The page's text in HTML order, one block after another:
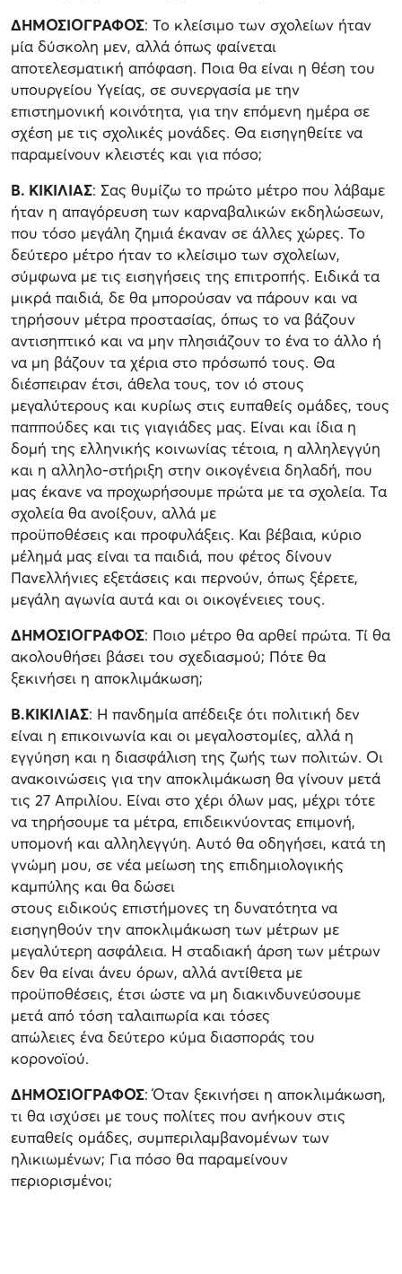
ΔΗΜΟΣΙΟΓΡΑΦΟΣ: Το κλείσιμο των σχολείων ήταν
μία δύσκολη μεν, αλλά όπως φαίνεται
αποτελεσματική απόφαση. Ποια θα είναι η θέση του
υπουργείου Υγείας, σε συνεργασία με την
επιστημονική κοινότητα, για την επόμενη ημέρα σε
σχέση με τις σχολικές μονάδες. Θα εισηγηθείτε να
παραμείνουν κλειστές και για πόσο;
Β. ΚΙΚΙΛΙΑΣ: Σας θυμίζω το πρώτο μέτρο που λάβαμε
ήταν η απαγόρευση των καρναβαλικών εκδηλώσεων,
που τόσο μεγάλη ζημιά έκαναν σε άλλες χώρες. Το
δεύτερο μέτρο ήταν το κλείσιμο των σχολείων,
σύμφωνα με τις εισηγήσεις της επιτροπής. Ειδικά τα
μικρά παιδιά, δε θα μπορούσαν να πάρουν και να
τηρήσουν μέτρα προστασίας, όπως το να βάζουν
αντισηπτικό και να μην πλησιάζουν το ένα το άλλο ή
να μη βάζουν τα χέρια στο πρόσωπό τους. Θα
διέσπειραν έτσι, άθελα τους, τον ιό στους
μεγαλύτερους και κυρίως στις ευπαθείς ομάδες, τους
παππούδες και τις γιαγιάδες μας. Είναι και ίδια η
δομή της ελληνικής κοινωνίας τέτοια, η αλληλεγγύη
και η αλληλο-στήριξη στην οικογένεια δηλαδή, που
μας έκανε να προχωρήσουμε πρώτα με τα σχολεία. Τα
σχολεία θα ανοίξουν, αλλά με
προϋποθέσεις και προφυλάξεις. Και βέβαια, κύριο
μέλημά μας είναι τα παιδιά, που φέτος δίνουν
Πανελλήνιες εξετάσεις και περνούν, όπως ξέρετε,
μεγάλη αγωνία αυτά και οι οικογένειες τους.
ΔΗΜΟΣΙΟΓΡΑΦΟΣ: Ποιο μέτρο θα αρθεί πρώτα. Τί θα
ακολουθήσει βάσει του σχεδιασμού; Πότε θα
ξεκινήσει η αποκλιμάκωση;
Β.ΚΙΚΙΛΙΑΣ: Η πανδημία απέδειξε ότι πολιτική δεν
είναι η επικοινωνία και οι μεγαλοστομίες, αλλά η
εγγύηση και η διασφάλιση της ζωής των πολιτών. Οι
ανακοινώσεις για την αποκλιμάκωση θα γίνουν μετά
τις 27 Απριλίου. Είναι στο χέρι όλων μας, μέχρι τότε
να τηρήσουμε τα μέτρα, επιδεικνύοντας επιμονή,
υπομονή και αλληλεγγύη. Αυτό θα οδηγήσει, κατά τη
γνώμη μου, σε νέα μείωση της επιδημιολογικής
καμπύλης και θα δώσει
στους ειδικούς επιστήμονες τη δυνατότητα να
εισηγηθούν την αποκλιμάκωση των μέτρων με
μεγαλύτερη ασφάλεια. Η σταδιακή άρση των μέτρων
δεν θα είναι άνευ όρων, αλλά αντίθετα με
προϋποθέσεις, έτσι ώστε να μη διακινδυνεύσουμε
μετά από τόση ταλαιπωρία και τόσες
απώλειες ένα δεύτερο κύμα διασποράς του
κορονοϊού.
ΔΗΜΟΣΙΟΓΡΑΦΟΣ: Όταν ξεκινήσει η αποκλιμάκωση,
τι θα ισχύσει με τους πολίτες που ανήκουν στις
ευπαθείς ομάδες, συμπεριλαμβανομένων των
ηλικιωμένων; Για πόσο θα παραμείνουν
περιορισμένοι;